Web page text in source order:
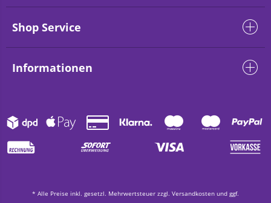
Shop Service
Informationen
* Alle Preise inkl. gesetzl. Mehrwertsteuer zzgl. Versandkosten und ggf.